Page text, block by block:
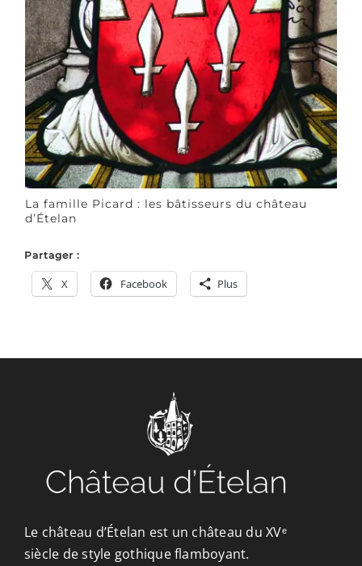
La famille Picard : les bâtisseurs du château
d’Ételan
Partager :
X Facebook Plus
Le château d’Ételan est un château du XVᵉ
siècle de style gothique flamboyant.